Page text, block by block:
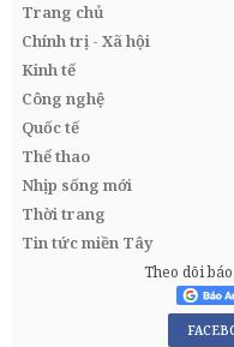
Trang chủ
Chính trị - Xã hội
Kinh tế
Công nghệ
Quốc tế
Thể thao
Nhịp sống mới
Thời trang
Tin tức miền Tây
Theo dõi